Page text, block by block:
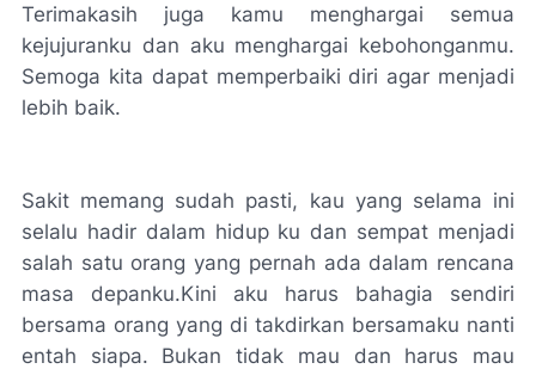
Terimakasih juga kamu menghargai semua
kejujuranku dan aku menghargai kebohonganmu.
Semoga kita dapat memperbaiki diri agar menjadi
lebih baik.
Sakit memang sudah pasti, kau yang selama ini
selalu hadir dalam hidup ku dan sempat menjadi
salah satu orang yang pernah ada dalam rencana
masa depanku.Kini aku harus bahagia sendiri
bersama orang yang di takdirkan bersamaku nanti
entah siapa. Bukan tidak mau dan harus mau